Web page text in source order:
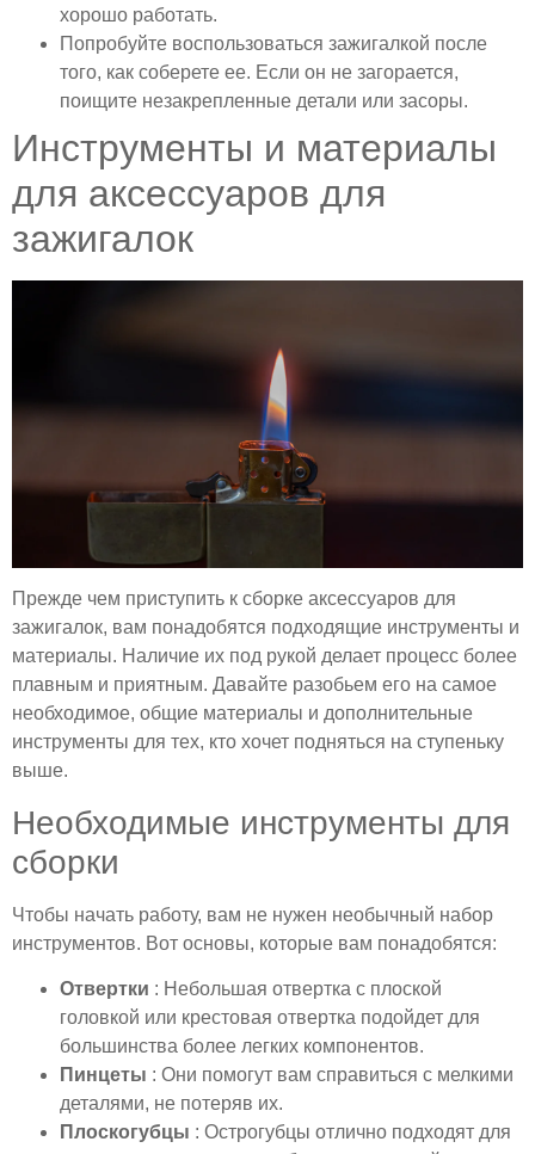
хорошо работать.
Попробуйте воспользоваться зажигалкой после
того, как соберете ее. Если он не загорается,
поищите незакрепленные детали или засоры.
Инструменты и материалы
для аксессуаров для
зажигалок
Прежде чем приступить к сборке аксессуаров для
зажигалок, вам понадобятся подходящие инструменты и
материалы. Наличие их под рукой делает процесс более
плавным и приятным. Давайте разобьем его на самое
необходимое, общие материалы и дополнительные
инструменты для тех, кто хочет подняться на ступеньку
выше.
Необходимые инструменты для
сборки
Чтобы начать работу, вам не нужен необычный набор
инструментов. Вот основы, которые вам понадобятся:
Отвертки : Небольшая отвертка с плоской
головкой или крестовая отвертка подойдет для
большинства более легких компонентов.
Пинцеты : Они помогут вам справиться с мелкими
деталями, не потеряв их.
Плоскогубцы : Острогубцы отлично подходят для